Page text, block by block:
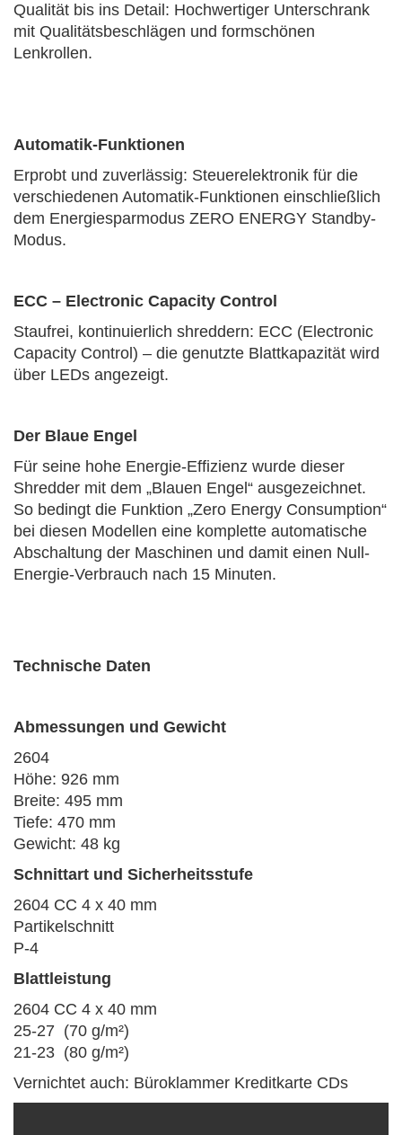
Qualität bis ins Detail: Hochwertiger Unterschrank
mit Qualitätsbeschlägen und formschönen
Lenkrollen.
Automatik-Funktionen
Erprobt und zuverlässig: Steuerelektronik für die
verschiedenen Automatik-Funktionen einschließlich
dem Energiesparmodus ZERO ENERGY Standby-
Modus.
ECC – Electronic Capacity Control
Staufrei, kontinuierlich shreddern: ECC (Electronic
Capacity Control) – die genutzte Blattkapazität wird
über LEDs angezeigt.
Der Blaue Engel
Für seine hohe Energie-Effizienz wurde dieser
Shredder mit dem „Blauen Engel“ ausgezeichnet.
So bedingt die Funktion „Zero Energy Consumption“
bei diesen Modellen eine komplette automatische
Abschaltung der Maschinen und damit einen Null-
Energie-Verbrauch nach 15 Minuten.
Technische Daten
Abmessungen und Gewicht
2604
Höhe: 926 mm
Breite: 495 mm
Tiefe: 470 mm
Gewicht: 48 kg
Schnittart und Sicherheitsstufe
2604 CC 4 x 40 mm
Partikelschnitt
P-4
Blattleistung
2604 CC 4 x 40 mm
25-27 (70 g/m²)
21-23 (80 g/m²)
Vernichtet auch: Büroklammer Kreditkarte CDs